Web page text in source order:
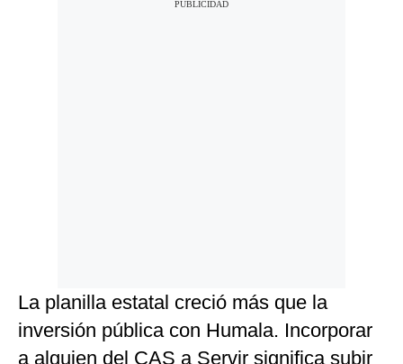
La planilla estatal creció más que la
inversión pública con Humala. Incorporar
a alguien del CAS a Servir significa subir